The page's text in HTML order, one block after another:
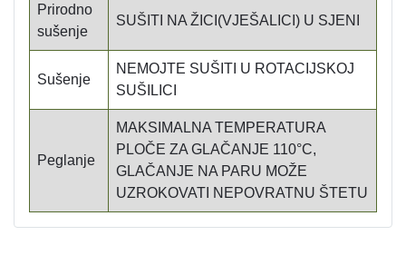
Prirodno
sušenje
SUŠITI NA ŽICI(VJEŠALICI) U SJENI
Sušenje
NEMOJTE SUŠITI U ROTACIJSKOJ
SUŠILICI
Peglanje
MAKSIMALNA TEMPERATURA
PLOČE ZA GLAČANJE 110°C,
GLAČANJE NA PARU MOŽE
UZROKOVATI NEPOVRATNU ŠTETU